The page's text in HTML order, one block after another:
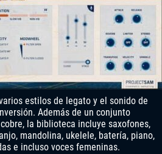
estilos de legato y el sonido de
Además de un conjunto
la biblioteca incluye saxofones,
mandolina, ukelele, batería, piano,
e incluso voces femeninas.